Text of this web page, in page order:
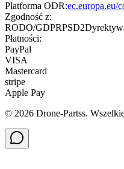
Platforma ODR:ec.europa.eu/
Zgodność z:
RODO/GDPRPSD2
Płatności:
PayPal
VISA
Mastercard
stripe
Apple Pay
© 2026 Drone-Partss.